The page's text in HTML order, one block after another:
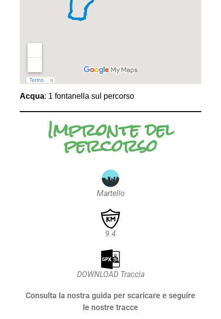
Acqua: 1 fontanella sul percorso
Impronte del
percorso
Martello
9.4
DOWNLOAD Traccia
Consulta la nostra guida per scaricare e seguire
le nostre tracce